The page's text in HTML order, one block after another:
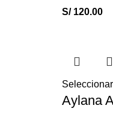
S/120.00
Aylana